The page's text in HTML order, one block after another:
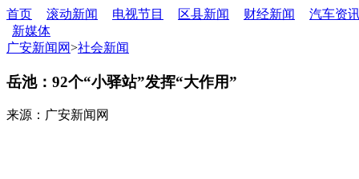
首页 滚动新闻 电视节目 区县新闻 财经新闻
汽车资
新媒体
广安新闻网>社会新闻
岳池：92个“小驿站”发挥“大作用”
来源：广安新闻网